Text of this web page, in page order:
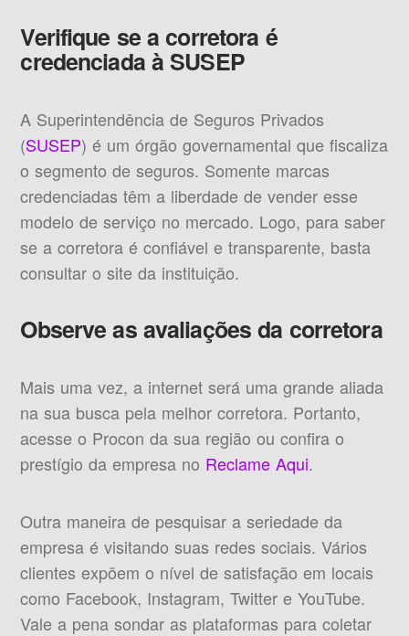
Verifique se a corretora é
credenciada à SUSEP
A Superintendência de Seguros Privados
(SUSEP) é um órgão governamental que fiscaliza
o segmento de seguros. Somente marcas
credenciadas têm a liberdade de vender esse
modelo de serviço no mercado. Logo, para saber
se a corretora é confiável e transparente, basta
consultar o site da instituição.
Observe as avaliações da corretora
Mais uma vez, a internet será uma grande aliada
na sua busca pela melhor corretora. Portanto,
acesse o Procon da sua região ou confira o
prestígio da empresa no Reclame Aqui.
Outra maneira de pesquisar a seriedade da
empresa é visitando suas redes sociais. Vários
clientes expõem o nível de satisfação em locais
como Facebook, Instagram, Twitter e YouTube.
Vale a pena sondar as plataformas para coletar